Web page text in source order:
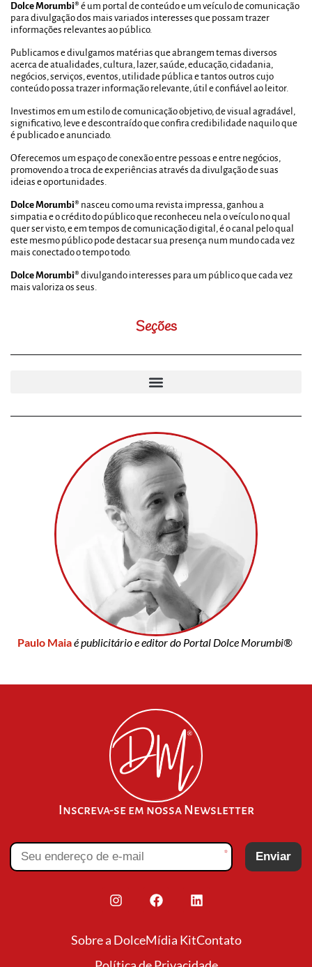
Dolce Morumbi® é um portal de conteúdo e um veículo de comunicação
para divulgação dos mais variados interesses que possam trazer
informações relevantes ao público.
Publicamos e divulgamos matérias que abrangem temas diversos
acerca de atualidades, cultura, lazer, saúde, educação, cidadania,
negócios, serviços, eventos, utilidade pública e tantos outros cujo
conteúdo possa trazer informação relevante, útil e confiável ao leitor.
Investimos em um estilo de comunicação objetivo, de visual agradável,
significativo, leve e descontraído que confira credibilidade naquilo que
é publicado e anunciado.
Oferecemos um espaço de conexão entre pessoas e entre negócios,
promovendo a troca de experiências através da divulgação de suas
ideias e oportunidades.
Dolce Morumbi® nasceu como uma revista impressa, ganhou a
simpatia e o crédito do público que reconheceu nela o veículo no qual
quer ser visto, e em tempos de comunicação digital, é o canal pelo qual
este mesmo público pode destacar sua presença num mundo cada vez
mais conectado o tempo todo.
Dolce Morumbi® divulgando interesses para um público que cada vez
mais valoriza os seus.
Seções
Paulo Maiaé publicitário e editor do Portal Dolce Morumbi®
Inscreva-se em nossa Newsletter
* Enviar
Sobre a DolceMídia KitContato